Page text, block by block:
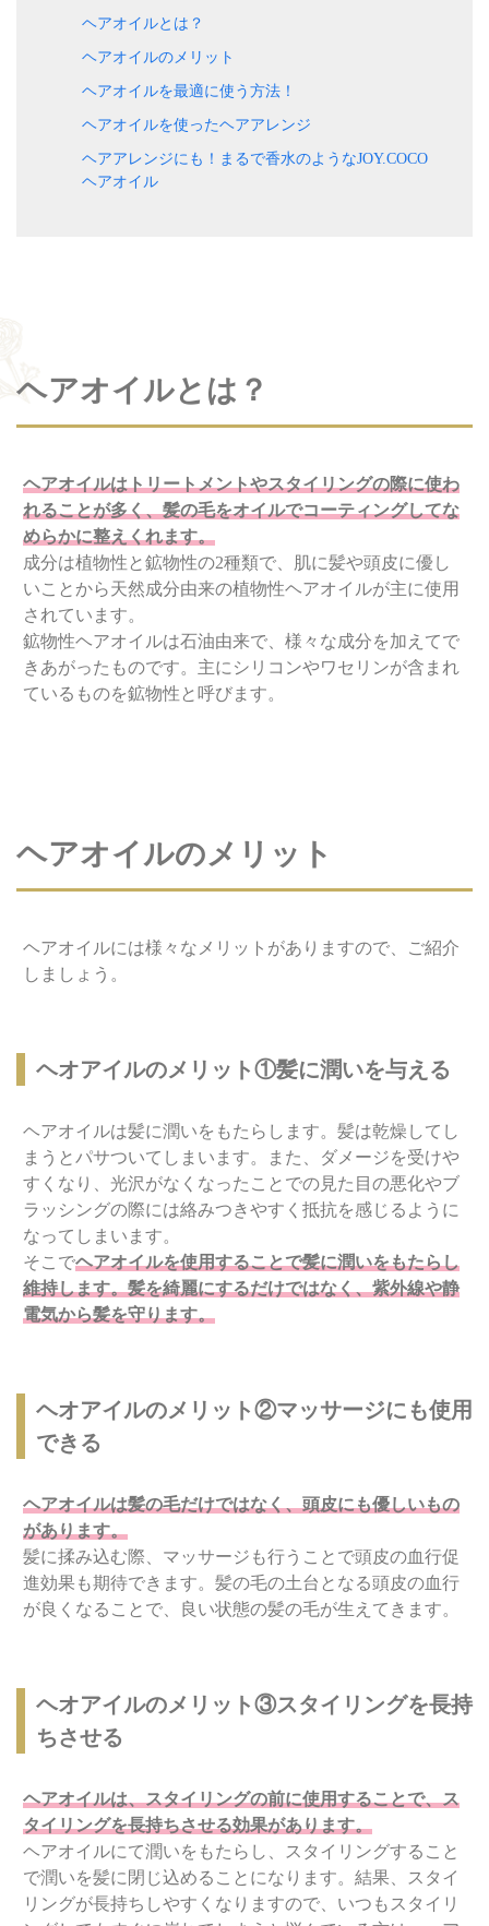
ヘアオイルとは？
ヘアオイルのメリット
ヘアオイルを最適に使う方法！
ヘアオイルを使ったヘアアレンジ
ヘアアレンジにも！まるで香水のようなJOY.COCO
ヘアオイル
ヘアオイルとは？
ヘアオイルはトリートメントやスタイリングの際に使わ
れることが多く、髪の毛をオイルでコーティングしてな
めらかに整えくれます。
成分は植物性と鉱物性の2種類で、肌に髪や頭皮に優し
いことから天然成分由来の植物性ヘアオイルが主に使用
されています。
鉱物性ヘアオイルは石油由来で、様々な成分を加えてで
きあがったものです。主にシリコンやワセリンが含まれ
ているものを鉱物性と呼びます。
ヘアオイルのメリット
ヘアオイルには様々なメリットがありますので、ご紹介
しましょう。
ヘオアイルのメリット①髪に潤いを与える
ヘアオイルは髪に潤いをもたらします。髪は乾燥してし
まうとパサついてしまいます。また、ダメージを受けや
すくなり、光沢がなくなったことでの見た目の悪化やブ
ラッシングの際には絡みつきやすく抵抗を感じるように
なってしまいます。
そこでヘアオイルを使用することで髪に潤いをもたらし
維持します。髪を綺麗にするだけではなく、紫外線や静
電気から髪を守ります。
ヘオアイルのメリット②マッサージにも使用
できる
ヘアオイルは髪の毛だけではなく、頭皮にも優しいもの
があります。
髪に揉み込む際、マッサージも行うことで頭皮の血行促
進効果も期待できます。髪の毛の土台となる頭皮の血行
が良くなることで、良い状態の髪の毛が生えてきます。
ヘオアイルのメリット③スタイリングを長持
ちさせる
ヘアオイルは、スタイリングの前に使用することで、ス
タイリングを長持ちさせる効果があります。
ヘアオイルにて潤いをもたらし、スタイリングすること
で潤いを髪に閉じ込めることになります。結果、スタイ
リングが長持ちしやすくなりますので、いつもスタイリ